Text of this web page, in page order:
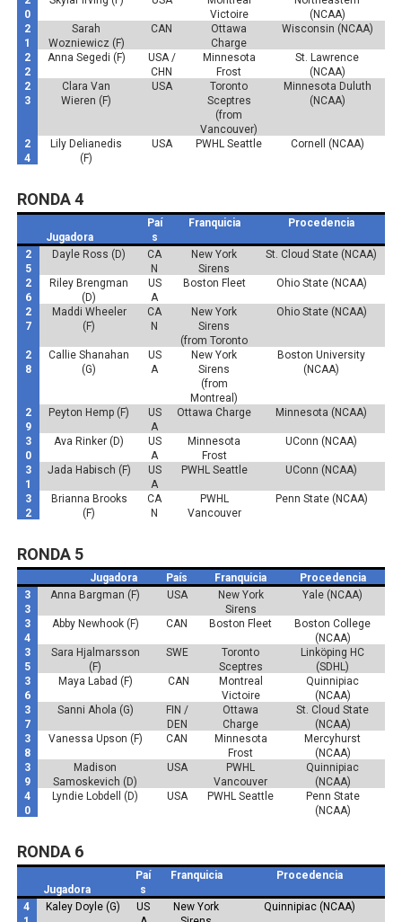
0
Victoire
(NCAA)
2
1
Sarah
Wozniewicz (F)
CAN
Ottawa
Charge
Wisconsin (NCAA)
2
2
Anna Segedi (F)
USA /
CHN
Minnesota
Frost
St. Lawrence
(NCAA)
2
3
Clara Van
Wieren (F)
USA
Toronto
Sceptres
(from
Vancouver)
Minnesota Duluth
(NCAA)
2
4
Lily Delianedis
(F)
USA PWHL Seattle Cornell (NCAA)
RONDA 4
Jugadora
Paí
s
Franquicia Procedencia
2
5
Dayle Ross (D)
CA
N
New York
Sirens
St. Cloud State (NCAA)
2
6
Riley Brengman
(D)
US
A
Boston Fleet Ohio State (NCAA)
2
7
Maddi Wheeler
(F)
CA
N
New York
Sirens
(from Toronto
Ohio State (NCAA)
2
8
Callie Shanahan
(G)
US
A
New York
Sirens
(from
Montreal)
Boston University
(NCAA)
2
9
Peyton Hemp (F)
US
A
Ottawa Charge Minnesota (NCAA)
3
0
Ava Rinker (D)
US
A
Minnesota
Frost
UConn (NCAA)
3
1
Jada Habisch (F)
US
A
PWHL Seattle UConn (NCAA)
3
2
Brianna Brooks
(F)
CA
N
PWHL
Vancouver
Penn State (NCAA)
RONDA 5
Jugadora País Franquicia
Procedencia
3
3
Anna Bargman (F) USA
New York
Sirens
Yale (NCAA)
3
4
Abby Newhook (F) CAN Boston Fleet
Boston College
(NCAA)
3
5
Sara Hjalmarsson
(F)
SWE
Toronto
Sceptres
Linköping HC
(SDHL)
3
6
Maya Labad (F) CAN
Montreal
Victoire
Quinnipiac
(NCAA)
3
7
Sanni Ahola (G)
FIN /
DEN
Ottawa
Charge
St. Cloud State
(NCAA)
3
8
Vanessa Upson (F) CAN
Minnesota
Frost
Mercyhurst
(NCAA)
3
9
Madison
Samoskevich (D)
USA
PWHL
Vancouver
Quinnipiac
(NCAA)
4
0
Lyndie Lobdell (D) USA PWHL Seattle
Penn State
(NCAA)
RONDA 6
Jugadora
Paí
s
Franquicia Procedencia
4
Kaley Doyle (G)
US
New York
Quinnipiac (NCAA)